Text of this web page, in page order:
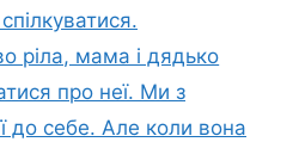
ріла, мама і дядько
про неї. Ми з
до себе. Але коли вона